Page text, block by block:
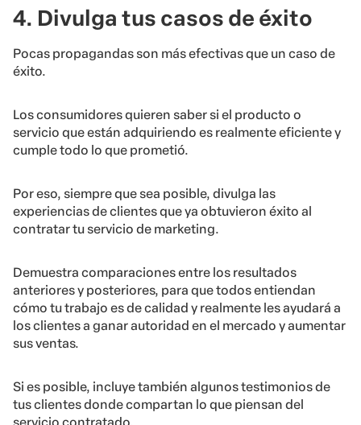
4. Divulga tus casos de éxito
Pocas propagandas son más efectivas que un caso de
éxito.
Los consumidores quieren saber si el producto o
servicio que están adquiriendo es realmente eficiente y
cumple todo lo que prometió.
Por eso, siempre que sea posible, divulga las
experiencias de clientes que ya obtuvieron éxito al
contratar tu servicio de marketing.
Demuestra comparaciones entre los resultados
anteriores y posteriores, para que todos entiendan
cómo tu trabajo es de calidad y realmente les ayudará a
los clientes a ganar autoridad en el mercado y aumentar
sus ventas.
Si es posible, incluye también algunos testimonios de
tus clientes donde compartan lo que piensan del